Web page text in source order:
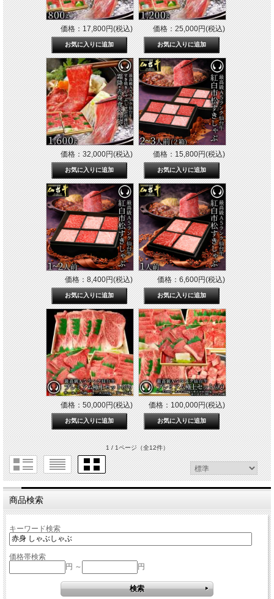
価格：17,800円(税込) 価格：25,000円(税込)
価格：32,000円(税込) 価格：15,800円(税込)
価格：8,400円(税込) 価格：6,600円(税込)
価格：50,000円(税込) 価格：100,000円(税込)
1 / 1ページ（全12件）
商品検索
キーワード検索
価格帯検索
円 ～
円